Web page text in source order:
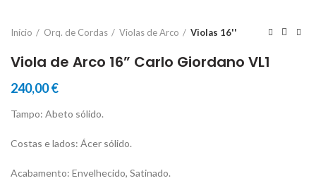
Início Orq. de Cordas Violas de Arco Violas 16''
Viola de Arco 16” Carlo Giordano VL1
240,00€
Tampo: Abeto sólido.
Costas e lados: Ácer sólido.
Acabamento: Envelhecido, Satinado.